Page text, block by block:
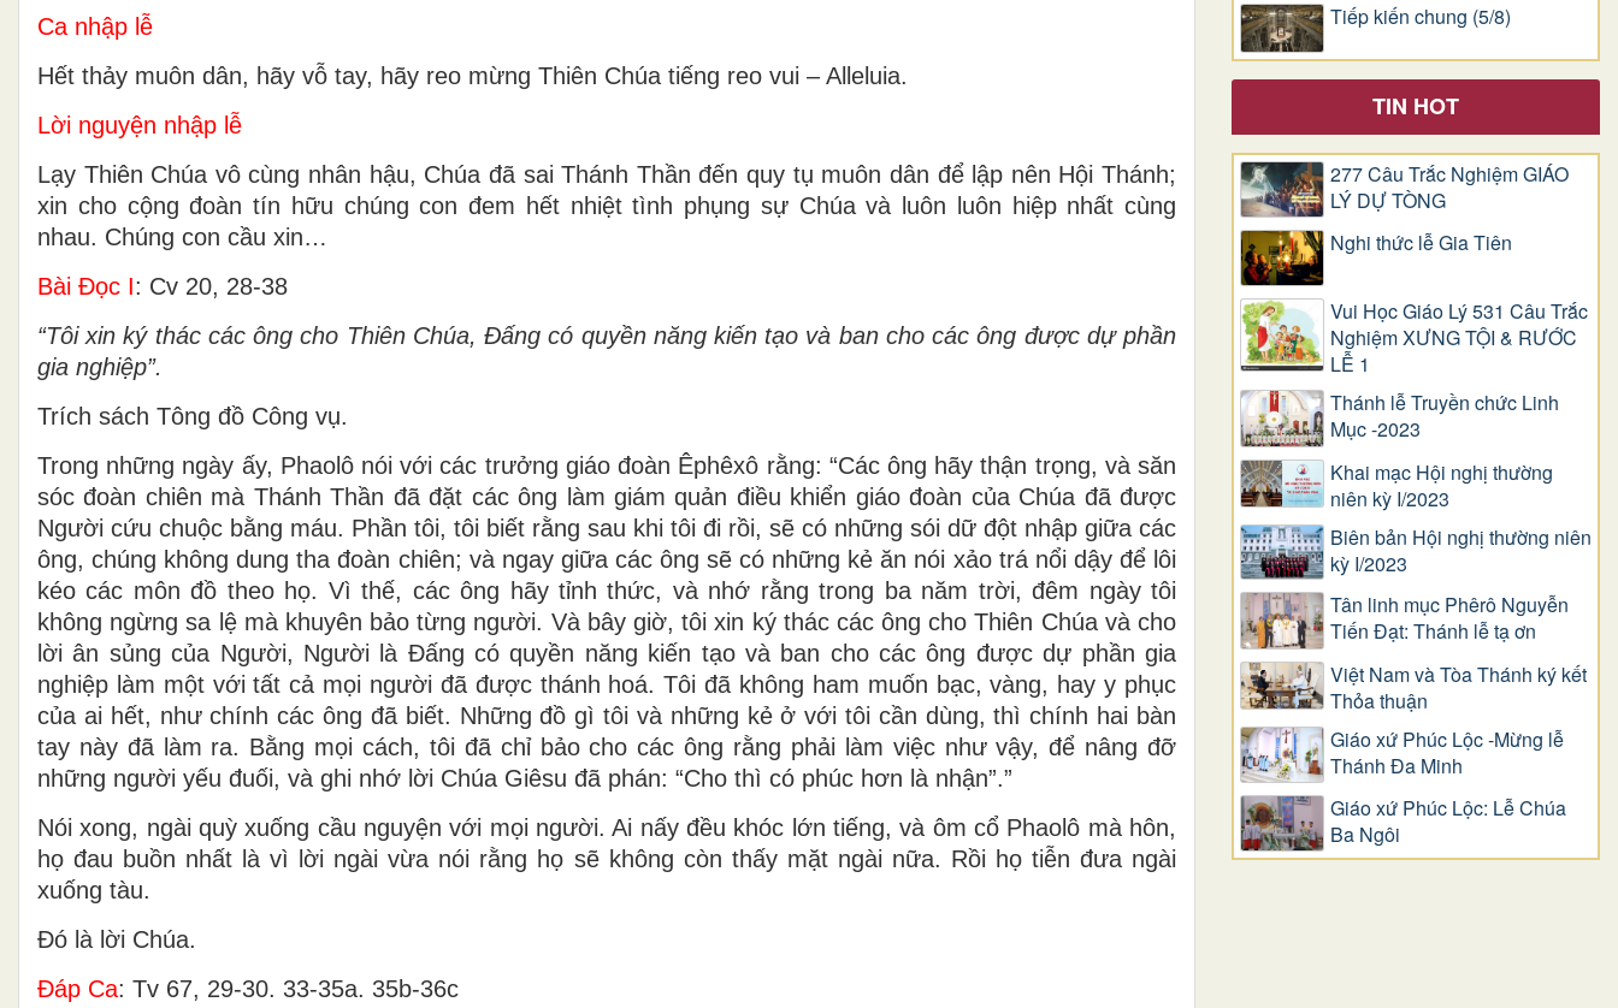
Ca nhập lễ
Hết thảy muôn dân, hãy vỗ tay, hãy reo mừng Thiên Chúa tiếng reo vui – Alleluia.
Lời nguyện nhập lễ
Lạy Thiên Chúa vô cùng nhân hậu, Chúa đã sai Thánh Thần đến quy tụ muôn dân để lập nên Hội Thánh;
xin cho cộng đoàn tín hữu chúng con đem hết nhiệt tình phụng sự Chúa và luôn luôn hiệp nhất cùng
nhau. Chúng con cầu xin…
Bài Ðọc I: Cv 20, 28-38
“Tôi xin ký thác các ông cho Thiên Chúa, Ðấng có quyền năng kiến tạo và ban cho các ông được dự phần
gia nghiệp”.
Trích sách Tông đồ Công vụ.
Trong những ngày ấy, Phaolô nói với các trưởng giáo đoàn Êphêxô rằng: “Các ông hãy thận trọng, và săn
sóc đoàn chiên mà Thánh Thần đã đặt các ông làm giám quản điều khiển giáo đoàn của Chúa đã được
Người cứu chuộc bằng máu. Phần tôi, tôi biết rằng sau khi tôi đi rồi, sẽ có những sói dữ đột nhập giữa các
ông, chúng không dung tha đoàn chiên; và ngay giữa các ông sẽ có những kẻ ăn nói xảo trá nổi dậy để lôi
kéo các môn đồ theo họ. Vì thế, các ông hãy tỉnh thức, và nhớ rằng trong ba năm trời, đêm ngày tôi
không ngừng sa lệ mà khuyên bảo từng người. Và bây giờ, tôi xin ký thác các ông cho Thiên Chúa và cho
lời ân sủng của Người, Người là Ðấng có quyền năng kiến tạo và ban cho các ông được dự phần gia
nghiệp làm một với tất cả mọi người đã được thánh hoá. Tôi đã không ham muốn bạc, vàng, hay y phục
của ai hết, như chính các ông đã biết. Những đồ gì tôi và những kẻ ở với tôi cần dùng, thì chính hai bàn
tay này đã làm ra. Bằng mọi cách, tôi đã chỉ bảo cho các ông rằng phải làm việc như vậy, để nâng đỡ
những người yếu đuối, và ghi nhớ lời Chúa Giêsu đã phán: “Cho thì có phúc hơn là nhận”.”
Nói xong, ngài quỳ xuống cầu nguyện với mọi người. Ai nấy đều khóc lớn tiếng, và ôm cổ Phaolô mà hôn,
họ đau buồn nhất là vì lời ngài vừa nói rằng họ sẽ không còn thấy mặt ngài nữa. Rồi họ tiễn đưa ngài
xuống tàu.
Ðó là lời Chúa.
Ðáp Ca: Tv 67, 29-30. 33-35a. 35b-36c
Tiếp kiến chung (5/8)
TIN HOT
277 Câu Trắc Nghiệm GIÁO
LÝ DỰ TÒNG
Nghi thức lễ Gia Tiên
Vui Học Giáo Lý 531 Câu Trắc
Nghiệm XƯNG TỘI & RƯỚC
LỄ 1
Thánh lễ Truyền chức Linh
Mục -2023
Khai mạc Hội nghị thường
niên kỳ I/2023
Biên bản Hội nghị thường niên
kỳ I/2023
Tân linh mục Phêrô Nguyễn
Tiến Đạt: Thánh lễ tạ ơn
Việt Nam và Tòa Thánh ký kết
Thỏa thuận
Giáo xứ Phúc Lộc -Mừng lễ
Thánh Đa Minh
Giáo xứ Phúc Lộc: Lễ Chúa
Ba Ngôi